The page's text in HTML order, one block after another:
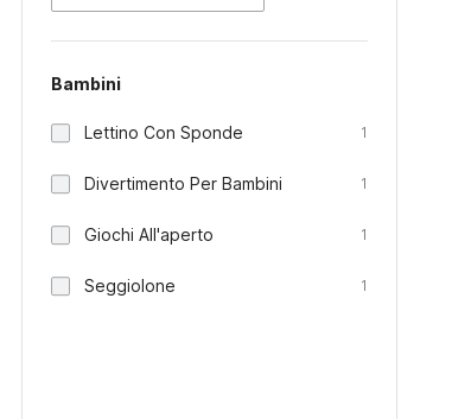
Bambini
Lettino Con Sponde 1
Divertimento Per Bambini 1
Giochi All'aperto 1
Seggiolone 1